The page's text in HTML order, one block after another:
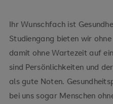
Ihr Wunschfach ist
Studiengang bieten wir ohne
damit ohne Wartezeit auf
sind Persönlichkeiten und
als gute Noten.
bei uns sogar Menschen